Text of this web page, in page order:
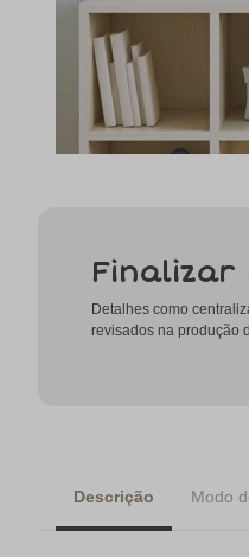
Finalizar
Detalhes como
revisados na produção
Descrição Modo